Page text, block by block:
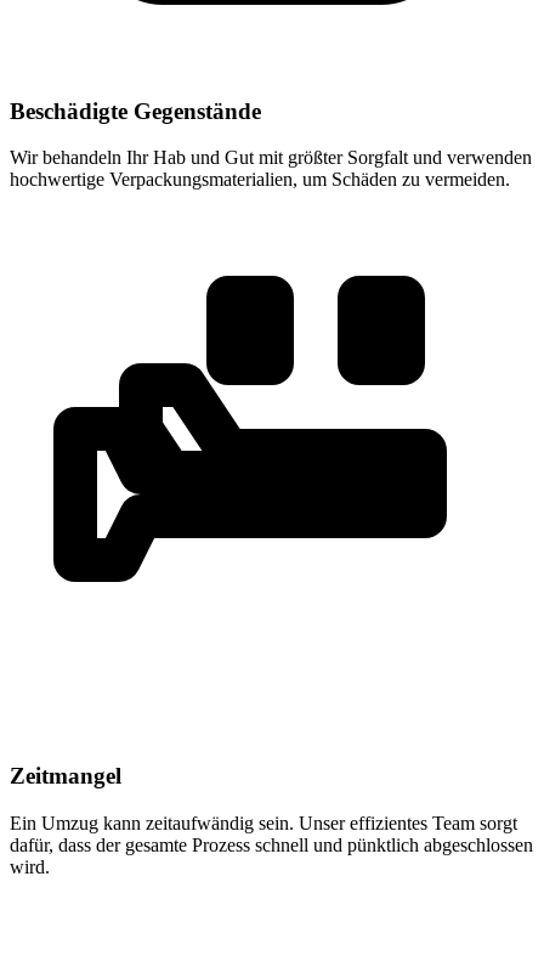
Beschädigte Gegenstände
Wir behandeln Ihr Hab und Gut mit größter Sorgfalt und verwenden
hochwertige Verpackungsmaterialien, um Schäden zu vermeiden.
Zeitmangel
Ein Umzug kann zeitaufwändig sein. Unser effizientes Team sorgt
dafür, dass der gesamte Prozess schnell und pünktlich abgeschlossen
wird.